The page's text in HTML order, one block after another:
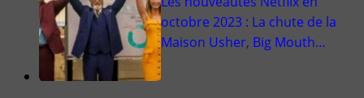
octobre 2023 : La chute de la
Maison Usher, Big Mouth…